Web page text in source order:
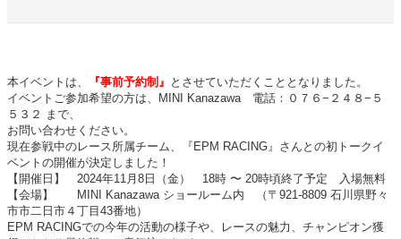
本イベントは、 『事前予約制』 とさせていただくこととなりました。
イベントご参加希望の方は、MINI Kanazawa 電話：０７６−２４８−５
５３２ まで、
お問い合わせください。
現在参戦中のレース所属チーム、『EPM RACING』さんとの初トークイ
ベントの開催が決定しました！
【開催日】 2024年11月8日（金） 18時 〜 20時頃終了予定 入場無料
【会場】 MINI Kanazawa ショールーム内 （〒921-8809 石川県野々
市市二日市４丁目43番地）
EPM RACINGでの今年の活動の様子や、レースの魅力、チャンピオン獲